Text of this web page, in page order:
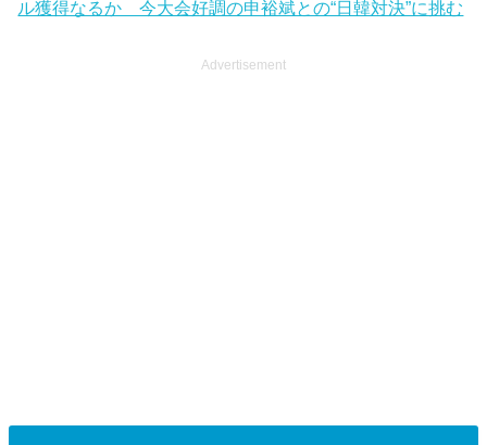
ル獲得なるか 今大会好調の申裕斌との“日韓対決”に挑む
Advertisement